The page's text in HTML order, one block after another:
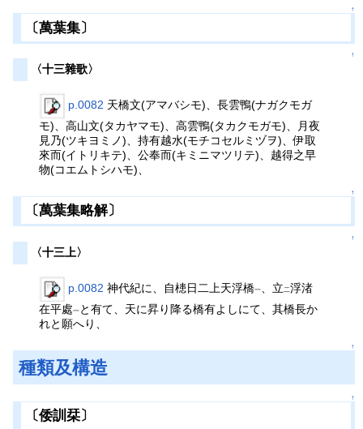
↑
〔萬葉集〕
↑
〈十三雜歌〉
p.0082 天橋文(アマバシモ)、長雲鴨(ナガクモガ
モ)、高山文(タカヤマモ)、高雲鴨(タカクモガモ)、月夜
見乃(ツキヨミノ)、持有越水(モチコセルミヅヲ)、伊取
來而(イトリキテ)、公奉而(キミニマツリテ)、越得之早
物(コエムトシハモ)、
↑
〔萬葉集略解〕
↑
〈十三上〉
p.0082 神代紀に、自槵日二上天浮橋一 、立 二浮渚
在平處一 と有て、天に昇り降る橋有よしにて、其橋長か
れと願へり、
↑
種類及構造
↑
〔倭訓栞〕